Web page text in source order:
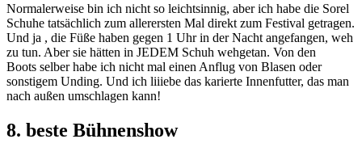
Normalerweise bin ich nicht so leichtsinnig, aber ich habe die Sorel
Schuhe tatsächlich zum allerersten Mal direkt zum Festival getragen.
Und ja , die Füße haben gegen 1 Uhr in der Nacht angefangen, weh
zu tun. Aber sie hätten in JEDEM Schuh wehgetan. Von den
Boots selber habe ich nicht mal einen Anflug von Blasen oder
sonstigem Unding. Und ich liiiebe das karierte Innenfutter, das man
nach außen umschlagen kann!
8. beste Bühnenshow